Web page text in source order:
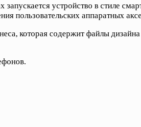
устройство в стиле
пользовательских аппаратных
которая содержит файлы